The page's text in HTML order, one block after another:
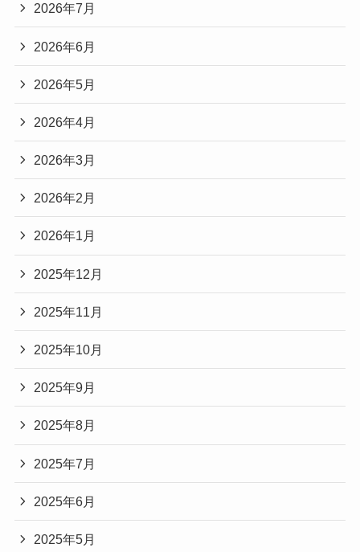
2026年7月
2026年6月
2026年5月
2026年4月
2026年3月
2026年2月
2026年1月
2025年12月
2025年11月
2025年10月
2025年9月
2025年8月
2025年7月
2025年6月
2025年5月